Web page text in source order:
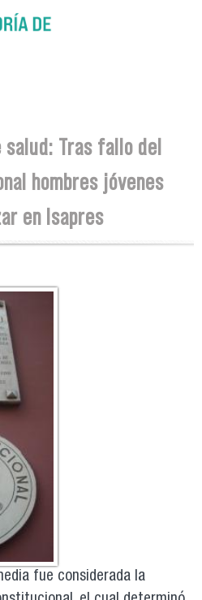
salud: Tras fallo del
hombres jóvenes
en Isapres
fue considerada la